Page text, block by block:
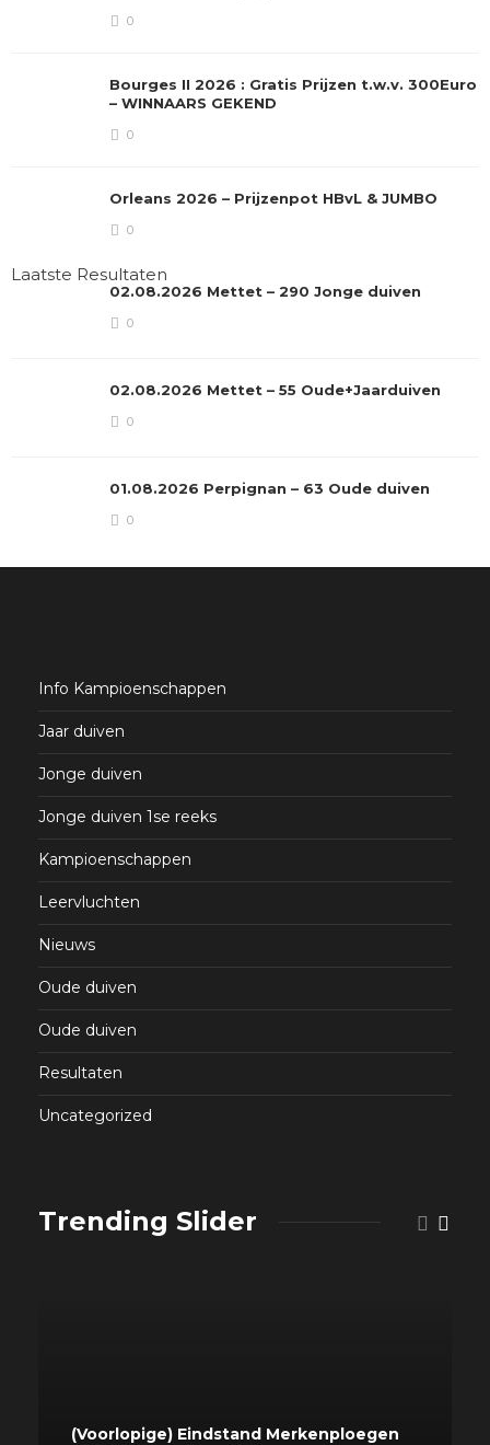
0
Bourges II 2026 : Gratis Prijzen t.w.v. 300Euro
– WINNAARS GEKEND
0
Orleans 2026 – Prijzenpot HBvL & JUMBO
0
Laatste Resultaten
02.08.2026 Mettet – 290 Jonge duiven
0
02.08.2026 Mettet – 55 Oude+Jaarduiven
0
01.08.2026 Perpignan – 63 Oude duiven
0
Info Kampioenschappen
Jaar duiven
Jonge duiven
Jonge duiven 1se reeks
Kampioenschappen
Leervluchten
Nieuws
Oude duiven
Oude duiven
Resultaten
Uncategorized
Trending Slider
(Voorlopige) Eindstand Merkenploegen